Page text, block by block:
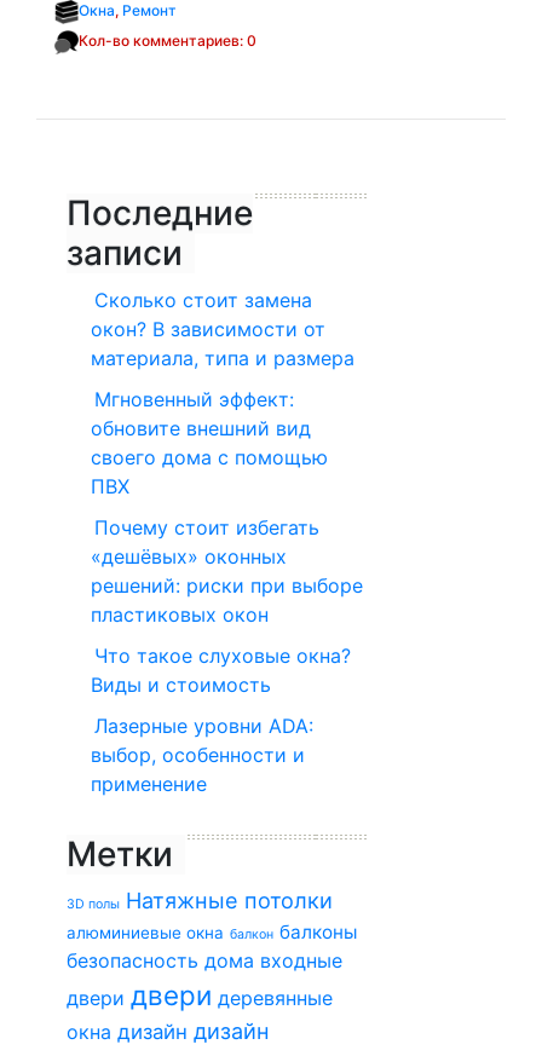
Окна, Ремонт
Кол-во комментариев: 0
Последние
записи
Сколько стоит замена
окон? В зависимости от
материала, типа и размера
Мгновенный эффект:
обновите внешний вид
своего дома с помощью
ПВХ
Почему стоит избегать
«дешёвых» оконных
решений: риски при выборе
пластиковых окон
Что такое слуховые окна?
Виды и стоимость
Лазерные уровни ADA:
выбор, особенности и
применение
Метки
3D полы Натяжные потолки
алюминиевые окна балкон балконы
безопасность дома входные
двери двери деревянные
окна дизайн дизайн